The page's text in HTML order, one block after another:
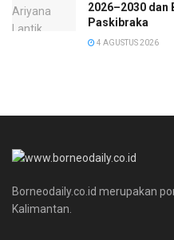
2026–2030 dan
Paskibraka
4 AGUSTUS 2026
Borneodaily.co.id merupakan
Kalimantan.